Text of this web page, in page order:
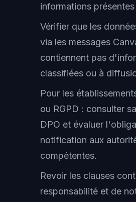
informations
Vérifier que les
via les messages
contiennent pas
classifiées ou à
Pour les
ou RGPD : consulter
DPO et évaluer
notification aux
compétentes.
Revoir les clauses
responsabilité et de